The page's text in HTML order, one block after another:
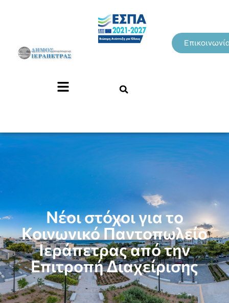
Νέοι στόχοι για το
Κοινωνικό Παντοπωλείο
Ιεράπετρας από την
Επιτροπή Διαχείρισης